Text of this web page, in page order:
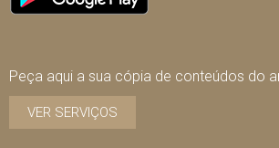
Peça aqui a sua cópia de conteúdos do
VER SERVIÇOS